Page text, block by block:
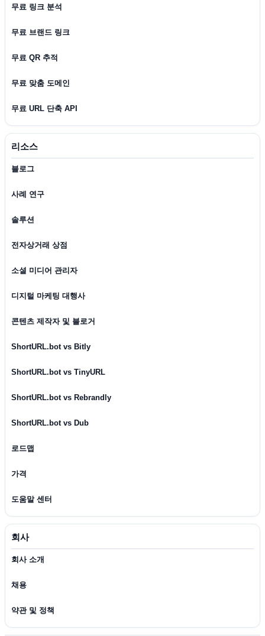
무료 링크 분석
무료 브랜드 링크
무료 QR 추적
무료 맞춤 도메인
무료 URL 단축 API
리소스
블로그
사례 연구
솔루션
전자상거래 상점
소셜 미디어 관리자
디지털 마케팅 대행사
콘텐츠 제작자 및 블로거
ShortURL.bot vs Bitly
ShortURL.bot vs TinyURL
ShortURL.bot vs Rebrandly
ShortURL.bot vs Dub
로드맵
가격
도움말 센터
회사
회사 소개
채용
약관 및 정책